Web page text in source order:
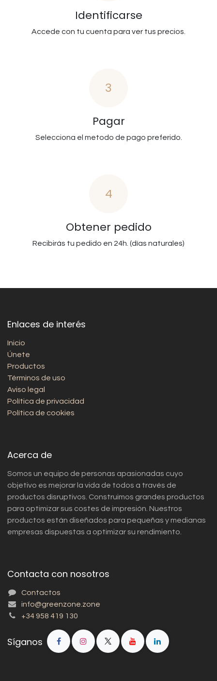
Identificarse
Accede con tu cuenta para ver tus precios.
3
Pagar
Selecciona el metodo de pago preferido.
4
Obtener pedido
Recibirás tu pedido en 24h. (días naturales)
Enlaces de interés
Inicio
Únete
Productos
Términos de uso
Aviso legal
Política de privacidad
Política de cookies
Acerca de
Somos un equipo de personas apasionadas cuyo
objetivo es mejorar la vida de todos a través de
productos disruptivos. Construimos grandes productos
para optimizar sus costes de impresión. Nuestros
productos están diseñados para pequeñas y medianas
empresas dispuestas a optimizar su rendimiento.
Contacta con nosotros
Contactos
info@greenzone.zone
+34 958 419 130
Síganos